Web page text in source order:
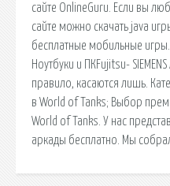
сайте OnlineGuru. Если вы
сайте можно скачать java
бесплатные мобильные игры.
Ноутбуки и ПКFujitsu-
правило, касаются лишь.
в World of Tanks; Выбор
World of Tanks. У нас
аркады бесплатно. Мы